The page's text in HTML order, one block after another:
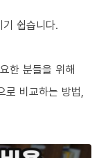
쉽습니다.
한 분들을 위해
로 비교하는 방법,